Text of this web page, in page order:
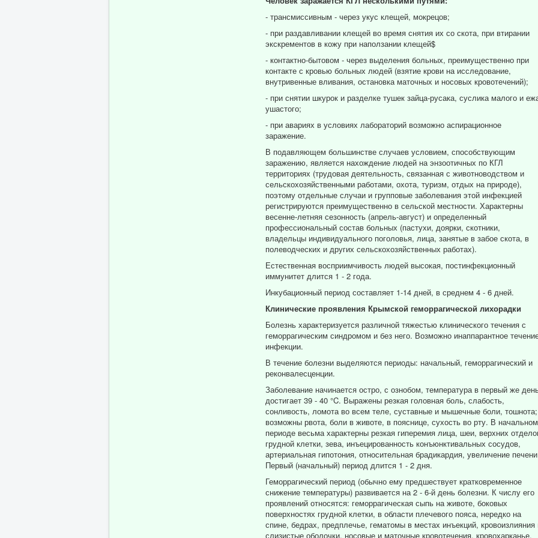
- трансмиссивным - через укус клещей, мокрецов;
- при раздавливании клещей во время снятия их со скота, при втирании
экскрементов в кожу при наползании клещей$
- контактно-бытовом - через выделения больных, преимущественно при
контакте с кровью больных людей (взятие крови на исследование,
внутривенные вливания, остановка маточных и носовых кровотечений);
- при снятии шкурок и разделке тушек зайца-русака, суслика малого и
ушастого;
- при авариях в условиях лабораторий возможно аспирационное
заражение.
В подавляющем большинстве случаев условием, способствующим
заражению, является нахождение людей на энзоотичных по КГЛ
территориях (трудовая деятельность, связанная с животноводством и
сельскохозяйственными работами, охота, туризм, отдых на природе),
поэтому отдельные случаи и групповые заболевания этой инфекцией
регистрируются преимущественно в сельской местности. Характерны
весенне-летняя сезонность (апрель-август) и определенный
профессиональный состав больных (пастухи, доярки, скотники,
владельцы индивидуального поголовья, лица, занятые в забое скота, в
полеводческих и других сельскохозяйственных работах).
Естественная восприимчивость людей высокая, постинфекционный
иммунитет длится 1 - 2 года.
Инкубационный период составляет 1-14 дней, в среднем 4 - 6 дней.
Клинические проявления Крымской геморрагической лихорадки
Болезнь характеризуется различной тяжестью клинического течения с
геморрагическим синдромом и без него. Возможно инаппарантное
инфекции.
В течение болезни выделяются периоды: начальный, геморрагический и
реконвалесценции.
Заболевание начинается остро, с ознобом, температура в первый же
достигает 39 - 40 °C. Выражены резкая головная боль, слабость,
сонливость, ломота во всем теле, суставные и мышечные боли, тошнота;
возможны рвота, боли в животе, в пояснице, сухость во рту. В начальном
периоде весьма характерны резкая гиперемия лица, шеи, верхних
грудной клетки, зева, инъецированность конъюнктивальных сосудов,
артериальная гипотония, относительная брадикардия, увеличение
Первый (начальный) период длится 1 - 2 дня.
Геморрагический период (обычно ему предшествует кратковременное
снижение температуры) развивается на 2 - 6-й день болезни. К числу его
проявлений относятся: геморрагическая сыпь на животе, боковых
поверхностях грудной клетки, в области плечевого пояса, нередко на
спине, бедрах, предплечье, гематомы в местах инъекций, кровоизлияния
слизистые оболочки, носовые и маточные кровотечения, кровохарканье,